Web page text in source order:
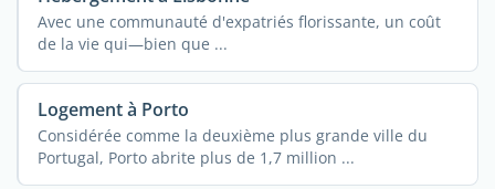
Avec une communauté d'expatriés florissante, un coût
de la vie qui—bien que ...
Logement à Porto
Considérée comme la deuxième plus grande ville du
Portugal, Porto abrite plus de 1,7 million ...